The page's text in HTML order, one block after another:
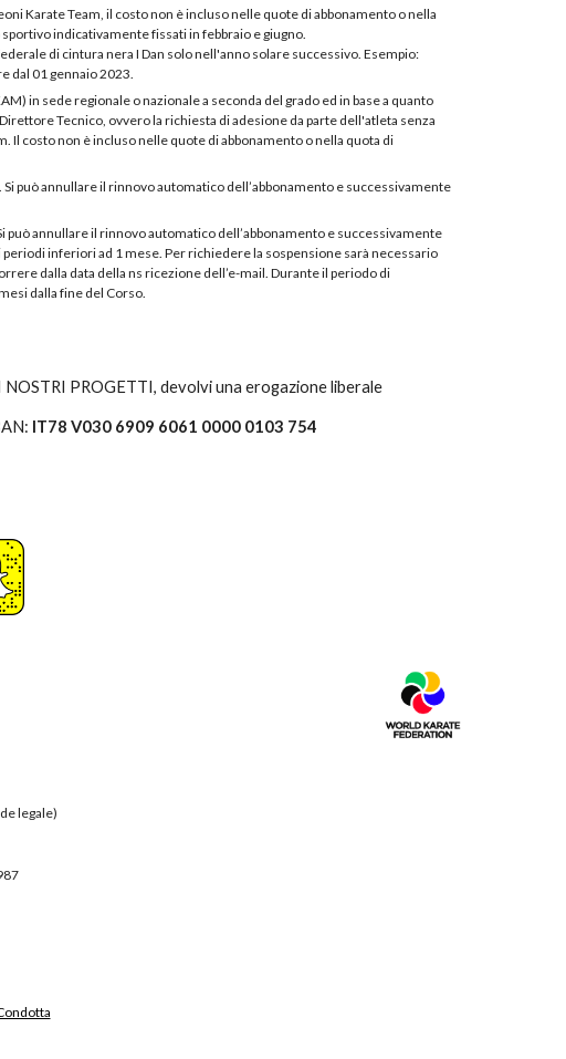
Karate Team, il costo non è incluso nelle quote di abbonamento o nella
indicativamente fissati in febbraio e giugno.
di cintura nera I Dan solo nell'anno solare successivo. Esempio:
dal 01 gennaio 2023.
in sede regionale o nazionale a seconda del grado ed in base a quanto
Tecnico, ovvero la richiesta di adesione da parte dell'atleta senza
Il costo non è incluso nelle quote di abbonamento o nella quota di
può annullare il rinnovo automatico dell’abbonamento e successivamente
può annullare il rinnovo automatico dell’abbonamento e successivamente
inferiori ad 1 mese. Per richiedere la sospensione sarà necessario
dalla data della ns ricezione dell’e-mail. Durante il periodo di
dalla fine del Corso.
NOSTRI PROGETTI, devolvi una erogazione liberale
IT78 V030 6909 6061 0000 0103 754
legale)